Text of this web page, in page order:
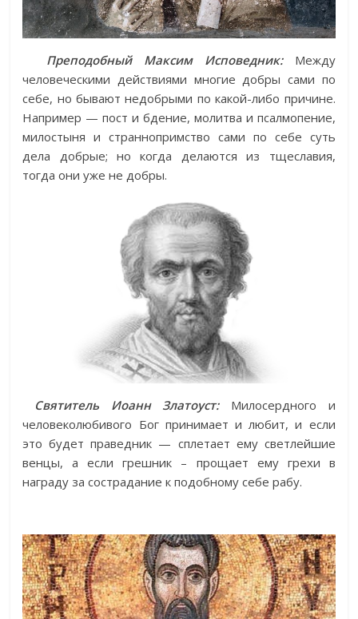
Преподобный Максим Исповедник:Между
человеческими действиями многие добры сами по
себе, но бывают недобрыми по какой-либо причине.
Например — пост и бдение, молитва и псалмопение,
милостыня и страннопримство сами по себе суть
дела добрые; но когда делаются из тщеславия,
тогда они уже не добры.
Святитель Иоанн Златоуст:Милосердного и
человеколюбивого Бог принимает и любит, и если
это будет праведник — сплетает ему светлейшие
венцы, а если грешник – прощает ему грехи в
награду за сострадание к подобному себе рабу.